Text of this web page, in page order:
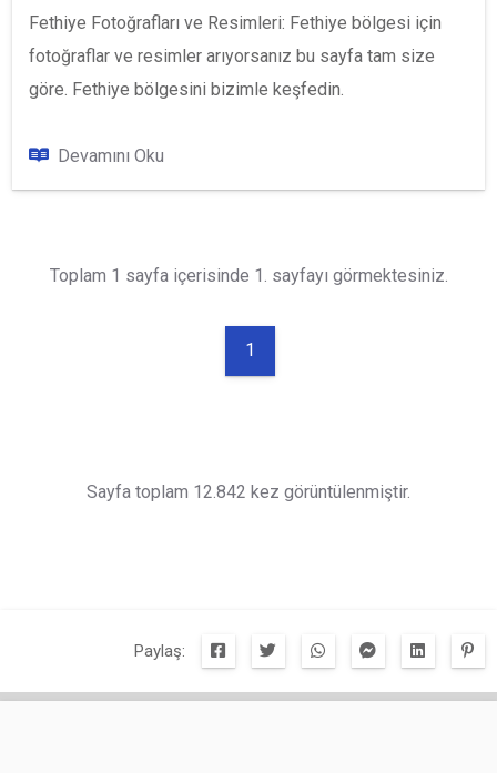
Fethiye Fotoğrafları ve Resimleri: Fethiye bölgesi için
fotoğraflar ve resimler arıyorsanız bu sayfa tam size
göre. Fethiye bölgesini bizimle keşfedin.
Devamını Oku
Toplam 1 sayfa içerisinde 1. sayfayı görmektesiniz.
1
Sayfa toplam 12.842 kez görüntülenmiştir.
Paylaş: